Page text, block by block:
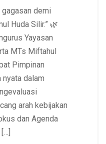
gagasan demi
Huda Silir.” 🌿
Yayasan
MTs Miftahul
Pimpinan
dalam
arah kebijakan
dan Agenda